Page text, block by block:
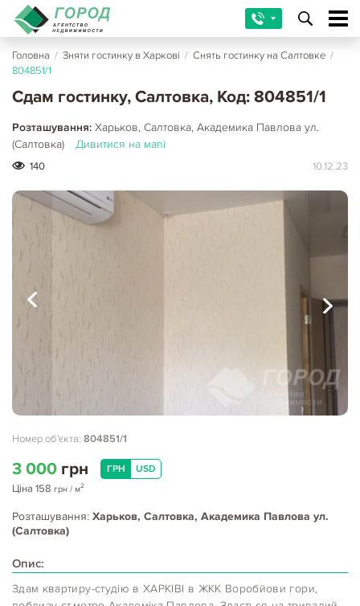
Головна / Зняти гостинку в Харкові / Снять гостинку на Салтовке /
804851/1
Сдам гостинку, Салтовка, Код: 804851/1
Розташування: Харьков, Салтовка, Академика Павлова ул.
(Салтовка)
Дивитися на мапі
140 10.12.23
Номер об'єкта: 804851/1
3 000 грн ГРН USD
Ціна 158 грн / м2
Розташування: Харьков, Салтовка, Академика Павлова ул.
(Салтовка)
Опис:
Здам квартиру-студію в ХАРКІВІ в ЖКК Воробйови гори,